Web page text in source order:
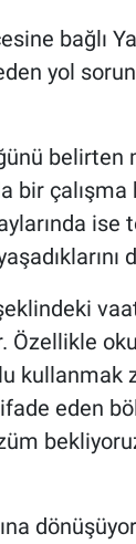
bağlı
yol
çalışma
ise
kullanmak
eden